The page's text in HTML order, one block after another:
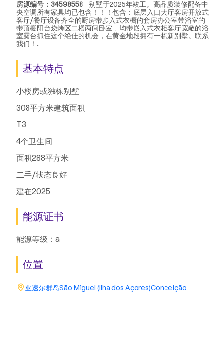
房源编号：34598558 别墅于2025年竣工。高品质装修配备中
央空调所有家具均已包含！！！包含：底层入口大厅客房开放式
客厅/餐厅设备齐全的厨房带步入式衣橱的套房办公室带浴室的
带顶棚阳台烧烤区二楼两间卧室，均带嵌入式衣柜客厅宽敞的浴
室露台抓住这个绝佳的机会，在黄金地段拥有一栋新别墅。联系
我们！.
基本特点
小楼房或独栋别墅
308平方米建筑面积
T3
4个卫生间
面积288平方米
二手/状态良好
建在2025
能源证书
能源等级：a
位置
亚速尔群岛São Miguel (Ilha dos Açores)Conceição